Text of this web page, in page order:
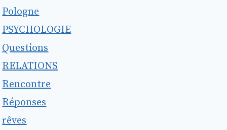
Pologne
PSYCHOLOGIE
Questions
RELATIONS
Rencontre
Réponses
rêves